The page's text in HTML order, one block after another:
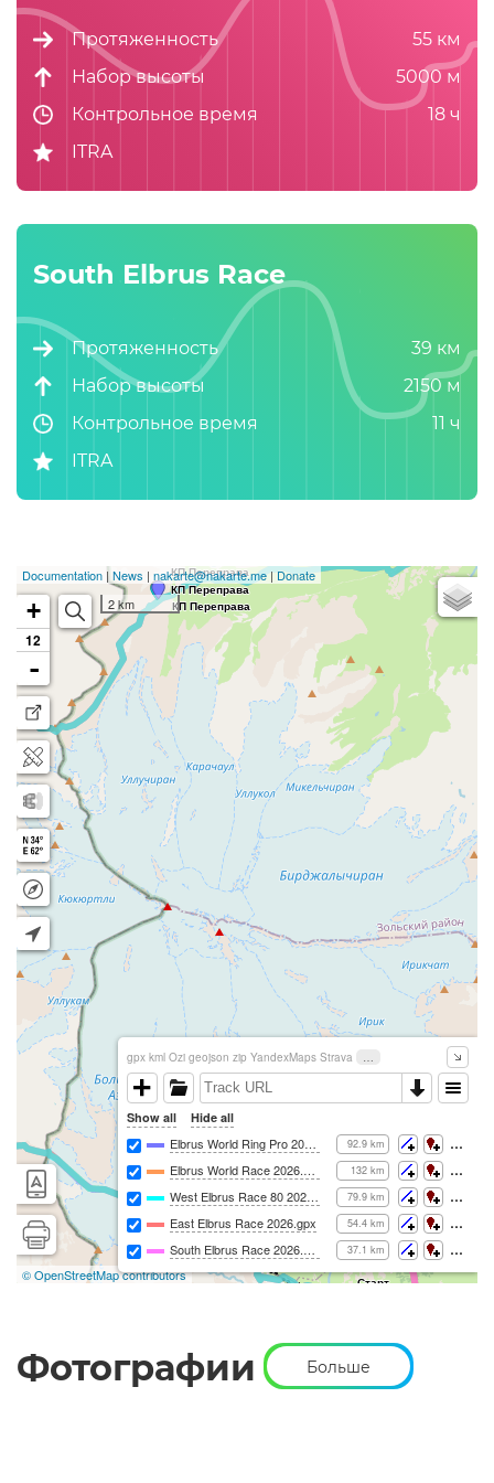
Протяженность
55 км
Набор высоты
5000 м
Контрольное время
18 ч
ITRA
Подробнее
South Elbrus Race
Протяженность
39 км
Набор высоты
2150 м
Контрольное время
11 ч
ITRA
Подробнее
Фотографии Больше